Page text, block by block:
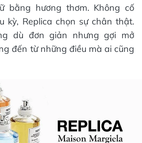
bằng hương thơm. Không cố
kỳ, Replica chọn sự chân thật.
dù đơn giản nhưng gợi mở
đến từ những điều mà ai cũng